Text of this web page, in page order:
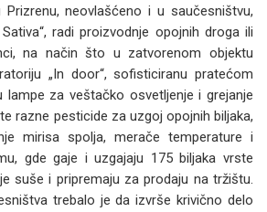
Prizrenu, neovlašćeno i u saučesništvu,
radi proizvodnje opojnih droga ili
na način što u zatvorenom objektu
„In door“, sofisticiranu pratećom
za veštačko osvetljenje i grejanje
razne pesticide za uzgoj opojnih biljaka,
mirisa spolja, merače temperature i
gde gaje i uzgajaju 175 biljaka vrste
suše i pripremaju za prodaju na tržištu.
trebalo je da izvrše krivično delo